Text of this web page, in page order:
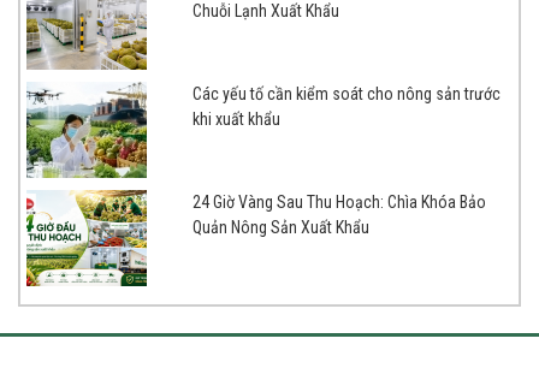
Chuỗi Lạnh Xuất Khẩu
Các yếu tố cần kiểm soát cho nông sản trước
khi xuất khẩu
24 Giờ Vàng Sau Thu Hoạch: Chìa Khóa Bảo
Quản Nông Sản Xuất Khẩu